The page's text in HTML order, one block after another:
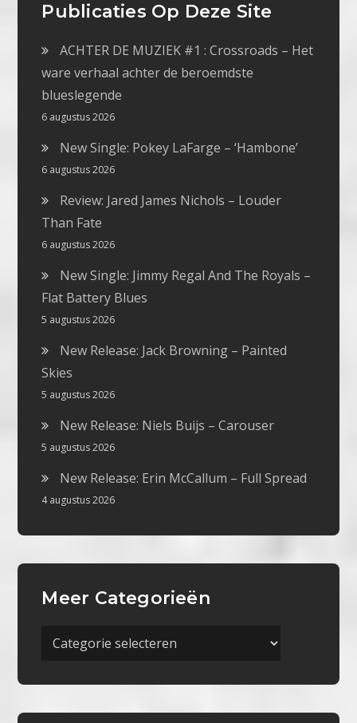
Publicaties Op Deze Site
ACHTER DE MUZIEK #1 : Crossroads – Het
ware verhaal achter de beroemdste
blueslegende
6 augustus 2026
New Single: Pokey LaFarge – ‘Hambone’
6 augustus 2026
Review: Jared James Nichols – Louder
Than Fate
6 augustus 2026
New Single: Jimmy Regal And The Royals –
Flat Battery Blues
5 augustus 2026
New Release: Jack Browning – Painted
Skies
5 augustus 2026
New Release: Niels Buijs – Carouser
5 augustus 2026
New Release: Erin McCallum – Full Spread
4 augustus 2026
Meer Categorieën
Meer